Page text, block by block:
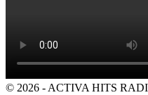
© 2026 - ACTIVA HITS